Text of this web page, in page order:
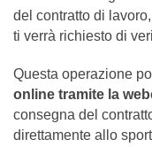
del contratto di
ti verrà richiesto di
Questa operazione
online tramite la
consegna del
direttamente allo